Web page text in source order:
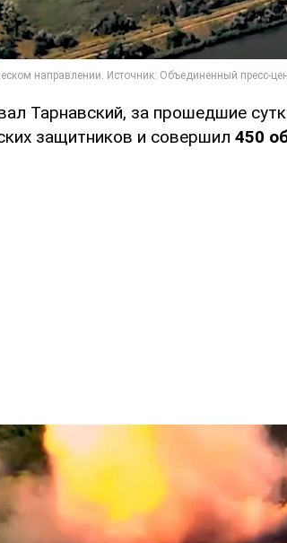
Тарнавский, за прошедшие
защитников и совершил 450